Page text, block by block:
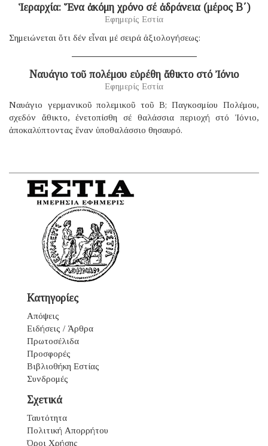
Ἱεραρχία: Ἕνα ἀκόμη χρόνο σέ ἀδράνεια (μέρος B΄)
Εφημερίς Εστία
Σημειώνεται ὅτι δέν εἶναι μέ σειρά ἀξιολογήσεως:
Ναυάγιο τοῦ πολέμου εὑρέθη ἄθικτο στό Ἰόνιο
Εφημερίς Εστία
Ναυάγιο γερμανικοῦ πολεμικοῦ τοῦ B; Παγκοσμίου Πολέμου,
σχεδόν ἄθικτο, ἐνετοπίσθη σέ θαλάσσια περιοχή στό Ἰόνιο,
ἀποκαλύπτοντας ἕναν ὑποθαλάσσιο θησαυρό.
Κατηγορίες
Απόψεις
Ειδήσεις / Άρθρα
Πρωτοσέλιδα
Προσφορές
Βιβλιοθήκη Εστίας
Συνδρομές
Σχετικά
Ταυτότητα
Πολιτική Απορρήτου
Όροι Χρήσης